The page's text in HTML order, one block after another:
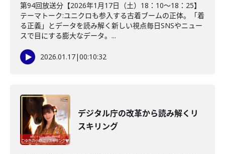
第94回放送分【2026年1月17日（土）18：10～18：25】
テーマトーク:ユニクロも参入する古着ブームの正体。「着
る正義」とデータを読み解く新しい視点毎日SNSやニュー
スで目にする膨大なデータ。...
2026.01.17|00:10:32
デジタル庁の改革から読み解くリ
スキリング